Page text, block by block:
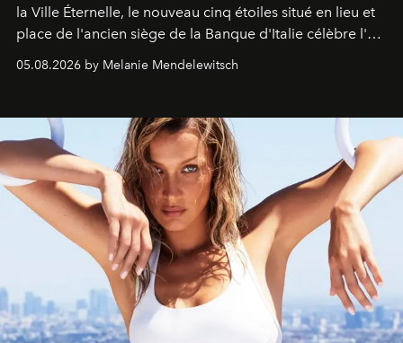
la Ville Éternelle, le nouveau cinq étoiles situé en lieu et
place de l'ancien siège de la Banque d'Italie célèbre l'art
05.08.2026 by Melanie Mendelewitsch